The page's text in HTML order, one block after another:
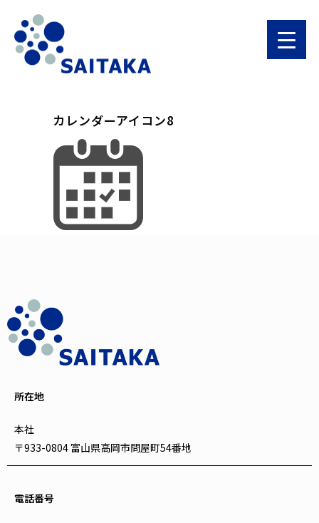
カレンダーアイコン8
所在地
本社
〒933-0804 富山県高岡市問屋町54番地
電話番号